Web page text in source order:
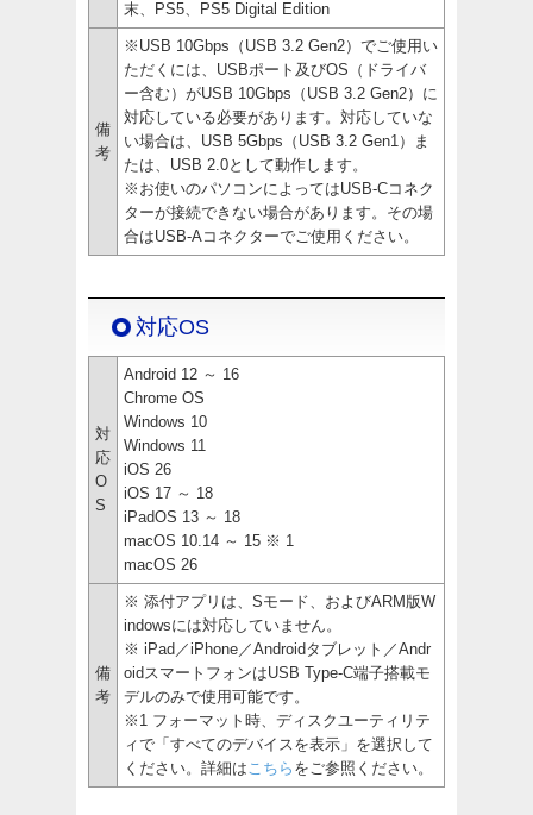
末、PS5、PS5 Digital Edition
備
考
※USB 10Gbps（USB 3.2 Gen2）でご使用い
ただくには、USBポート及びOS（ドライバ
ー含む）がUSB 10Gbps（USB 3.2 Gen2）に
対応している必要があります。対応していな
い場合は、USB 5Gbps（USB 3.2 Gen1）ま
たは、USB 2.0として動作します。
※お使いのパソコンによってはUSB-Cコネク
ターが接続できない場合があります。その場
合はUSB-Aコネクターでご使用ください。
対応OS
対
応
O
S
Android 12 ～ 16
Chrome OS
Windows 10
Windows 11
iOS 26
iOS 17 ～ 18
iPadOS 13 ～ 18
macOS 10.14 ～ 15 ※ 1
macOS 26
備
考
※ 添付アプリは、Sモード、およびARM版W
indowsには対応していません。
※ iPad／iPhone／Androidタブレット／Andr
oidスマートフォンはUSB Type-C端子搭載モ
デルのみで使用可能です。
※1 フォーマット時、ディスクユーティリテ
ィで「すべてのデバイスを表示」を選択して
ください。詳細は こちら をご参照ください。